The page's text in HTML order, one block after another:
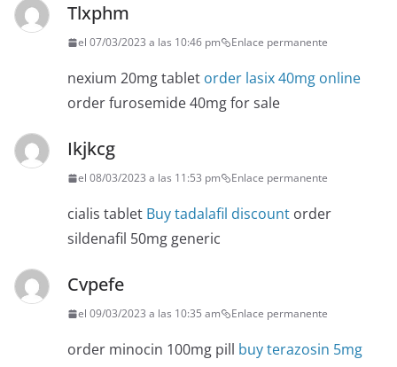
Tlxphm
el 07/03/2023 a las 10:46 pm Enlace permanente
nexium 20mg tablet order lasix 40mg online
order furosemide 40mg for sale
Ikjkcg
el 08/03/2023 a las 11:53 pm Enlace permanente
cialis tablet Buy tadalafil discount order
sildenafil 50mg generic
Cvpefe
el 09/03/2023 a las 10:35 am Enlace permanente
order minocin 100mg pill buy terazosin 5mg